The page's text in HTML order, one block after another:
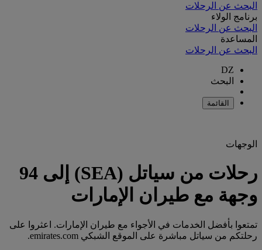
البحث عن الرحلات
برنامج الولاء
البحث عن الرحلات
المساعدة
البحث عن الرحلات
DZ
البحث
القائمة
الوجهات
رحلات من سياتل (SEA) إلى 94
وجهة مع طيران الإمارات
تمتعوا بأفضل الخدمات في الأجواء مع طيران الإمارات. اعثروا على
رحلتكم من سياتل مباشرة على الموقع الشبكي emirates.com.